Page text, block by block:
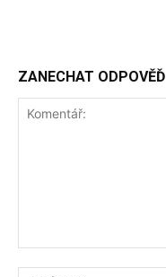
ZANECHAT ODPOVĚĎ